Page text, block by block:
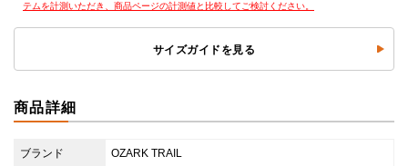
テムを計測いただき、商品ページの計測値と比較してご検討ください。
サイズガイドを見る
商品詳細
ブランド OZARK TRAIL